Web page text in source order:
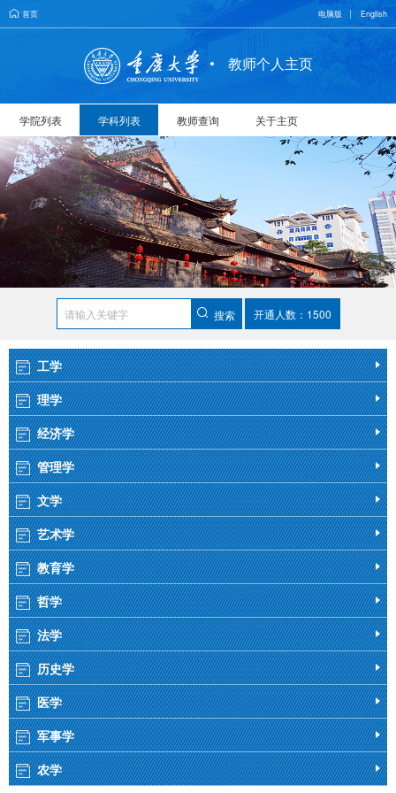
首页 电脑版 English
教师个人主页
学院列表 学科列表 教师查询 关于主页
搜索 开通人数：1500
工学
理学
经济学
管理学
文学
艺术学
教育学
哲学
法学
历史学
医学
军事学
农学